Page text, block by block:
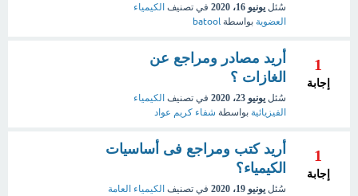
سُئل يونيو 16، 2020 في تصنيف الكيمياء
العضوية بواسطة batool
1
إجابة
أريد مصادر ومراجع عن
الغازات ؟
سُئل يونيو 23، 2020 في تصنيف الكيمياء
الفيزيائية بواسطة شفاء كريم عواد
1
إجابة
أريد كتب ومراجع فى أساسيات
الكيمياء؟
سُئل يونيو 19، 2020 في تصنيف الكيمياء العامة